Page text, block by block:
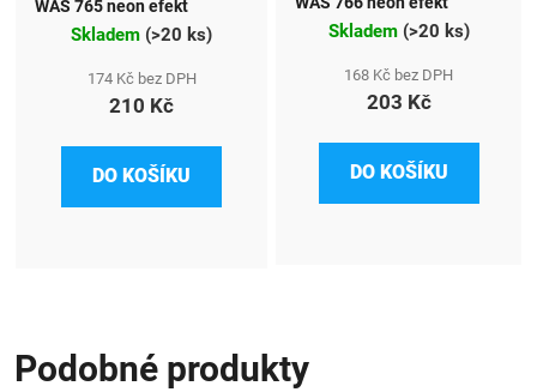
WAS 765 neon efekt
Skladem (>20 ks)
174 Kč bez DPH
210 Kč
DO KOŠÍKU
Skladem (>20 ks)
168 Kč bez DPH
203 Kč
DO KOŠÍKU
Podobné produkty